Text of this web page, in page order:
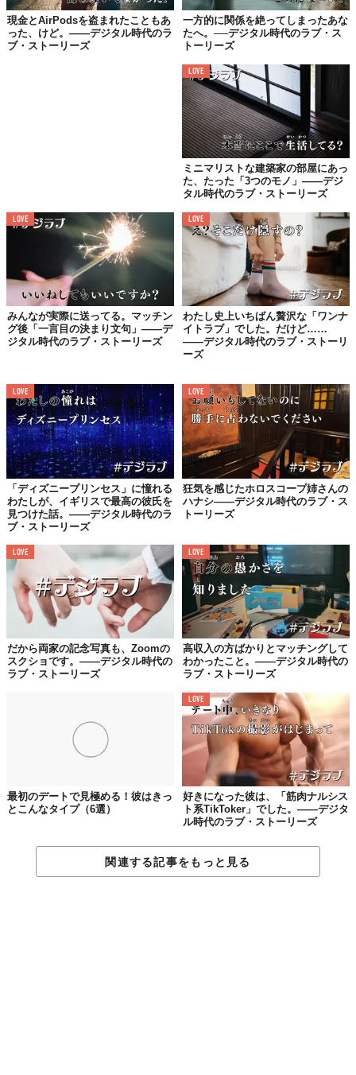
現金とAirPodsを盗まれたこともあっ
た、けど。——デジタル時代のラブ・
ストーリーズ
Top image: ©iStock.com/jaap-willem
TABI LABO
この世界は、もっと広いはずだ。
現金とAirPodsを盗まれたこともあ
った、けど。——デジタル時代のラ
ブ・ストーリーズ
一方的に関係を絶ってしまったあな
たへ。──デジタル時代のラブ・ス
トーリーズ
LOVE
ミニマリストな建築家の部屋にあっ
た、たった「3つのモノ」——デジ
タル時代のラブ・ストーリーズ
LOVE
みんなが実際に送ってる。マッチン
グ後「一言目の決まり文句」——デ
ジタル時代のラブ・ストーリーズ
LOVE
わたし史上いちばん贅沢な「ワンナ
イトラブ」でした。だけど……
——デジタル時代のラブ・ストーリ
ーズ
LOVE
「ディズニープリンセス」に憧れる
わたしが、イギリスで最高の彼氏を
見つけた話。——デジタル時代のラ
ブ・ストーリーズ
LOVE
狂気を感じたホロスコープ姉さんの
ハナシ——デジタル時代のラブ・ス
トーリーズ
LOVE
だから両家の記念写真も、Zoomの
スクショです。——デジタル時代の
ラブ・ストーリーズ
LOVE
高収入の方ばかりとマッチングして
わかったこと。——デジタル時代の
ラブ・ストーリーズ
最初のデートで見極める！彼はきっ
とこんなタイプ（6選）
LOVE
好きになった彼は、「筋肉ナルシス
ト系TikToker」でした。——デジタ
ル時代のラブ・ストーリーズ
関連する記事をもっと見る